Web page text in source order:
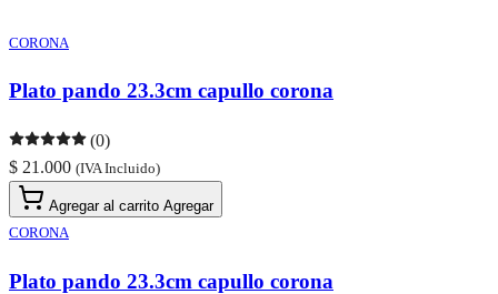
CORONA
Plato pando 23.3cm capullo corona
(0)
$ 21.000 (IVA Incluido)
Agregar al carrito Agregar
CORONA
Plato pando 23.3cm capullo corona